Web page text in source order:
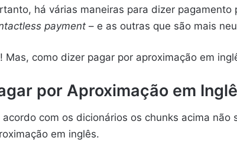
há várias maneiras para dizer
payment – e as outras que são mais
Mas, como dizer pagar por aproximação em
por Aproximação em
acordo com os dicionários os chunks acima
em inglês.